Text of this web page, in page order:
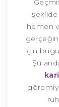
şekilde
hemen
için
Şu